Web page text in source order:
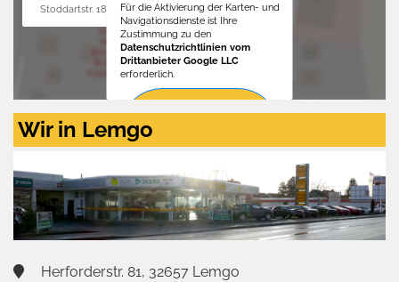
Stoddartstr. 18, 32758 DetmoldFür die Aktivierung der Karten- und
Navigationsdienste ist Ihre
Zustimmung zu den
Datenschutzrichtlinien vom
Drittanbieter Google LLC
erforderlich.
Zustimmen
aktivieren
Wir in Lemgo
Herforderstr. 81, 32657 Lemgo